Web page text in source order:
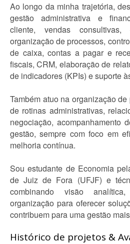
Ao longo da minha trajetória,
gestão administrativa e
cliente, vendas
organização de processos,
de caixa, contas a pagar e
fiscais, CRM, elaboração de
de indicadores (KPIs) e suporte
Também atuo na organização
de rotinas administrativas,
negociação, acompanhamento
gestão, sempre com foco em
melhoria contínua.
Sou estudante de Economia
de Juiz de Fora (UFJF) e
combinando visão
organização para oferecer
contribuem para uma gestão
Histórico de projetos &